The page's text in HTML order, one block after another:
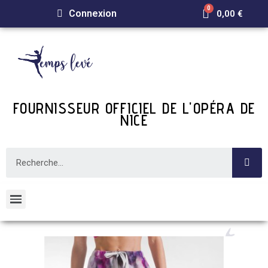
Connexion 0,00 €
FOURNISSEUR OFFICIEL DE L'OPÉRA DE
NICE